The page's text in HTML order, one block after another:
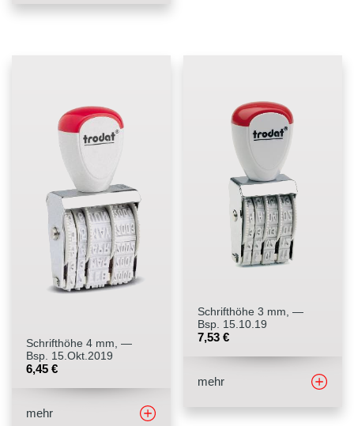
Schrifthöhe 4 mm, —
Bsp. 15.Okt.2019
6,45 €
mehr
Schrifthöhe 3 mm, —
Bsp. 15.10.19
7,53€
mehr